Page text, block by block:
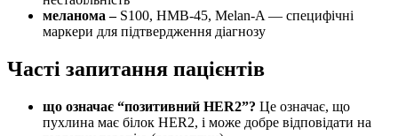
меланома – S100, HMB-45, Melan-A — специфічні
маркери для підтвердження діагнозу
Часті запитання пацієнтів
що означає “позитивний HER2”? Це означає, що
пухлина має білок HER2, і може добре відповідати на